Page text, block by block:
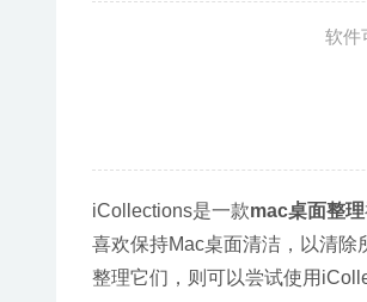
软件
iCollections是一款mac桌面整理
喜欢保持Mac桌面清洁，以清
整理它们，则可以尝试使用